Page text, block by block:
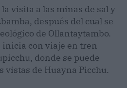
visita a las minas de sal y
después del cual se
de Ollantaytambo.
inicia con viaje en tren
donde se puede
vistas de Huayna Picchu.